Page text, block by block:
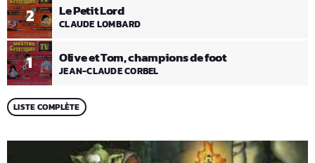
1 Olive et Tom, champions de foot
JEAN-CLAUDE CORBEL
2 Le Petit Lord
CLAUDE LOMBARD
LISTE COMPLÈTE